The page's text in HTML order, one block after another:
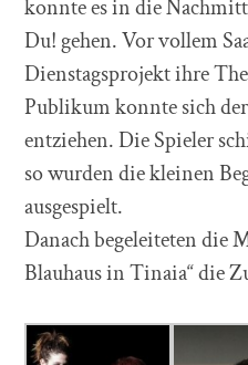
konnte es in die
Du! gehen. Vor vollem
Dienstagsprojekt ihre
Publikum konnte sich
entziehen. Die Spieler
so wurden die kleinen
ausgespielt.
Danach begeleiteten die
Blauhaus in Tinaia“ die